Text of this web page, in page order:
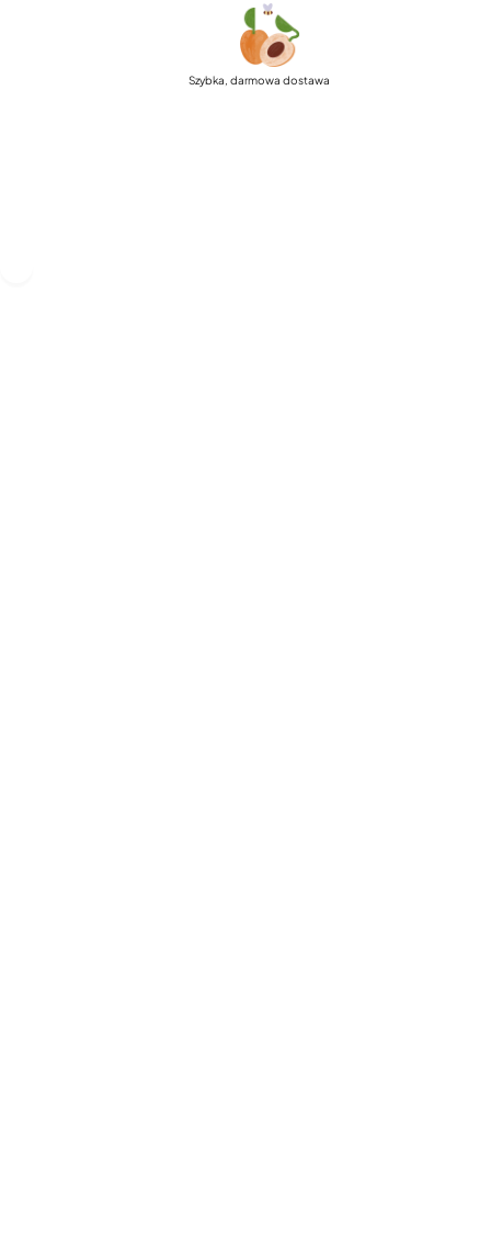
Szybka, darmowa dostawa